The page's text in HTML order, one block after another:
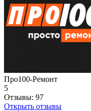
Про100-Ремонт
5
Отзывы: 97
Открыть отзывы